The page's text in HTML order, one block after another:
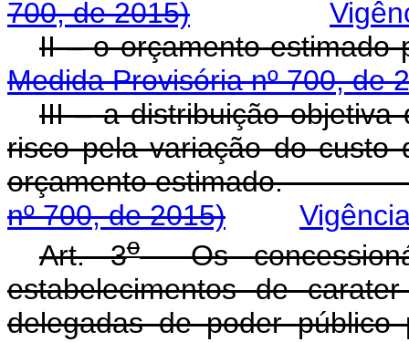
700, de 2015)
II – o orçamento
Medida Provisória nº 700, de
III – a distribuição
risco pela variação do custo
orçamento
nº 700, de 2015)
Art. 3oOs
estabelecimentos de
delegadas de poder público